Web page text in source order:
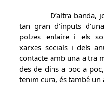
D’altra banda,
tan gran d’inputs
polzes enlaire i els
xarxes socials i dels
contacte amb una altra
des de dins a poc a
tenim cura, és també un